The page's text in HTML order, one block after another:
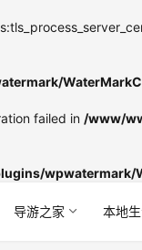
failed in /www/
wpwatermark/
导游之家 本地